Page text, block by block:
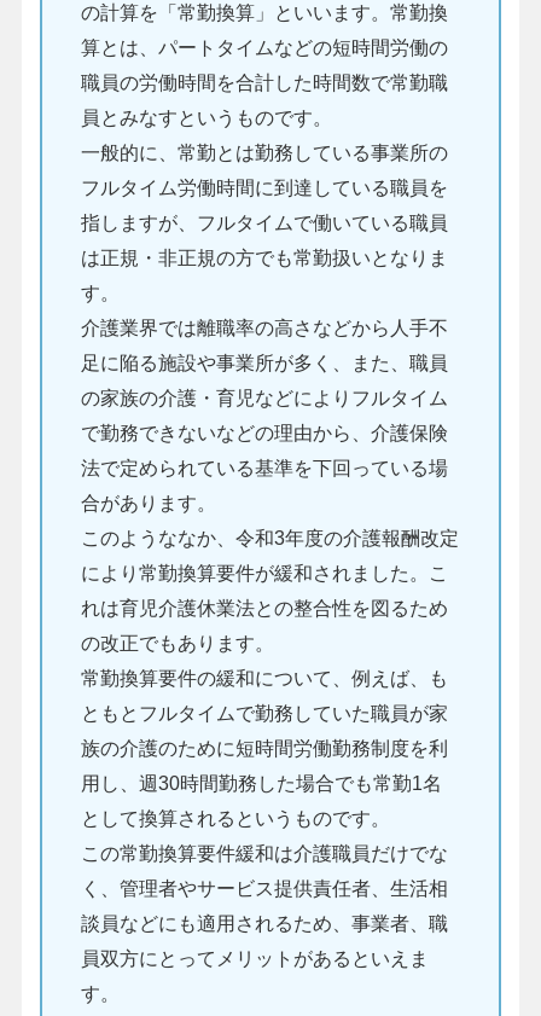
の計算を「常勤換算」といいます。常勤換
算とは、パートタイムなどの短時間労働の
職員の労働時間を合計した時間数で常勤職
員とみなすというものです。
一般的に、常勤とは勤務している事業所の
フルタイム労働時間に到達している職員を
指しますが、フルタイムで働いている職員
は正規・非正規の方でも常勤扱いとなりま
す。
介護業界では離職率の高さなどから人手不
足に陥る施設や事業所が多く、また、職員
の家族の介護・育児などによりフルタイム
で勤務できないなどの理由から、介護保険
法で定められている基準を下回っている場
合があります。
このようななか、令和3年度の介護報酬改定
により常勤換算要件が緩和されました。こ
れは育児介護休業法との整合性を図るため
の改正でもあります。
常勤換算要件の緩和について、例えば、も
ともとフルタイムで勤務していた職員が家
族の介護のために短時間労働勤務制度を利
用し、週30時間勤務した場合でも常勤1名
として換算されるというものです。
この常勤換算要件緩和は介護職員だけでな
く、管理者やサービス提供責任者、生活相
談員などにも適用されるため、事業者、職
員双方にとってメリットがあるといえま
す。